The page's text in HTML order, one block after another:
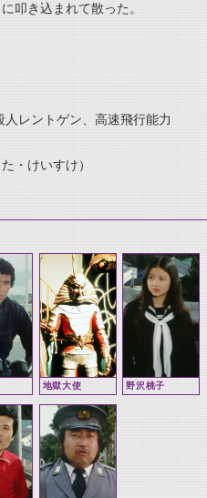
叩き込まれて散った。
レントゲン、高速飛行能力
・けいすけ）
地獄大使 野沢桃子